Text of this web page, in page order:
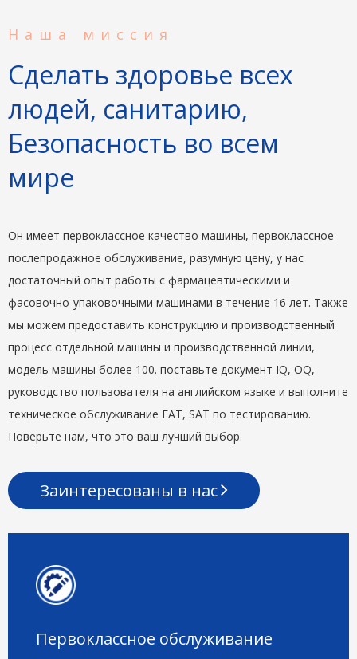
Наша миссия
Сделать здоровье всех
людей, санитарию,
Безопасность во всем
мире
Он имеет первоклассное качество машины, первоклассное
послепродажное обслуживание, разумную цену, у нас
достаточный опыт работы с фармацевтическими и
фасовочно-упаковочными машинами в течение 16 лет. Также
мы можем предоставить конструкцию и производственный
процесс отдельной машины и производственной линии,
модель машины более 100. поставьте документ IQ, OQ,
руководство пользователя на английском языке и выполните
техническое обслуживание FAT, SAT по тестированию.
Поверьте нам, что это ваш лучший выбор.
Заинтересованы в нас
Первоклассное обслуживание